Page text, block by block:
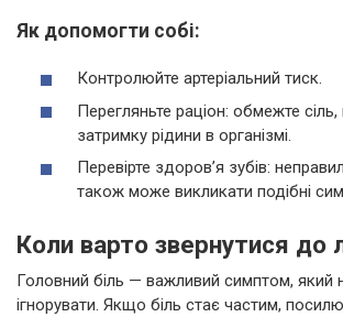
Як допомогти собі:
Контролюйте артеріальний тиск.
Перегляньте раціон: обмежте
затримку рідини в організмі.
Перевірте здоров’я зубів:
також може викликати подібні
Коли варто звернутися до
Головний біль — важливий симптом, який
ігнорувати. Якщо біль стає частим,